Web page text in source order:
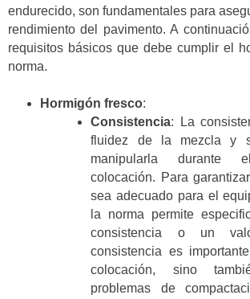
endurecido, son fundamentales para
rendimiento del pavimento. A
requisitos básicos que debe cumplir el
norma.
Hormigón fresco:
Consistencia: La
fluidez de la mezcla y
manipularla durante
colocación. Para
sea adecuado para el
la norma permite
consistencia o un
consistencia es
colocación, sino
problemas de